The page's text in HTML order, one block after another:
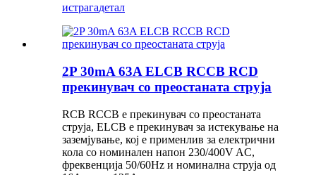
истрагадетал
2P 30mA 63A ELCB RCCB RCD
прекинувач со преостаната струја
RCB RCCB е прекинувач со преостаната
струја, ELCB е прекинувач за истекување на
заземјување, кој е применлив за електрични
кола со номинален напон 230/400V AC,
фреквенција 50/60Hz и номинална струја од